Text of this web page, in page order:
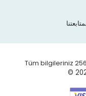
Tüm bilgileriniz
©